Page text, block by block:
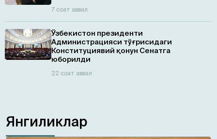
7 соат аввал
Ўзбекистон президенти
Администрацияси тўғрисидаги
Конституциявий қонун Сенатга
юборилди
22 соат аввал
Янгиликлар